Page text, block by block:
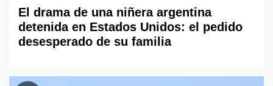
El drama de una niñera argentina
detenida en Estados Unidos: el pedido
desesperado de su familia